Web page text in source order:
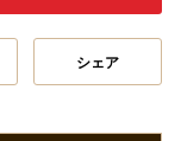
シェア